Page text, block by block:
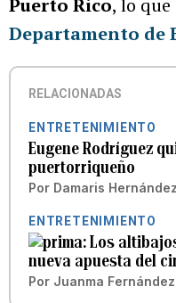
Puerto Rico, lo
Departamento de
RELACIONADAS
ENTRETENIMIENTO
Eugene Rodríguez
puertorriqueño
Por Damaris
ENTRETENIMIENTO
Los
nueva apuesta del
Por Juanma